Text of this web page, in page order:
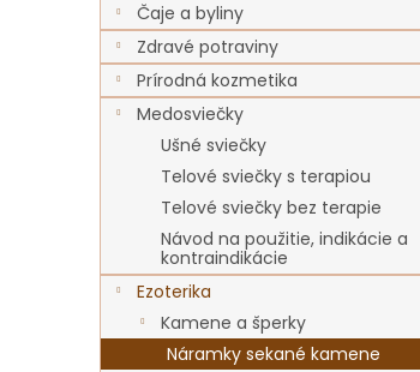
Čaje a byliny
Zdravé potraviny
Prírodná kozmetika
Medosviečky
Ušné sviečky
Telové sviečky s terapiou
Telové sviečky bez terapie
Návod na použitie, indikácie a
kontraindikácie
Ezoterika
Kamene a šperky
Náramky sekané kamene